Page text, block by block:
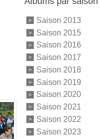
Saison 2013
Saison 2015
Saison 2016
Saison 2017
Saison 2018
Saison 2019
Saison 2020
Saison 2021
Saison 2022
Saison 2023